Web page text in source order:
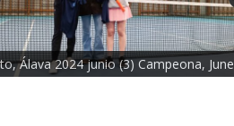
Álava 2024 junio (3) Campeona,